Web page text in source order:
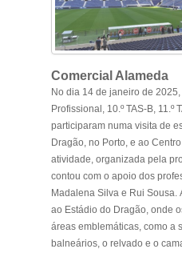
Comercial Alameda
No dia 14 de janeiro de
Profissional, 10.º TAS-B, 11.º
participaram numa visita de
Dragão, no Porto, e ao
atividade, organizada pela
contou com o apoio dos
Madalena Silva e Rui Sousa.
ao Estádio do Dragão, onde
áreas emblemáticas, como a
balneários, o relvado e o